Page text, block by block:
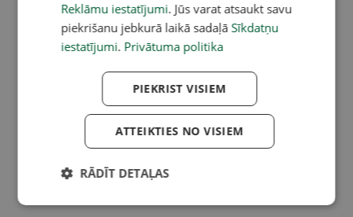
Reklāmu iestatījumi. Jūs varat atsaukt savu
piekrišanu jebkurā laikā sadaļā Sīkdatņu
iestatījumi. Privātuma politika
PIEKRIST VISIEM
ATTEIKTIES NO VISIEM
RĀDĪT DETAĻAS